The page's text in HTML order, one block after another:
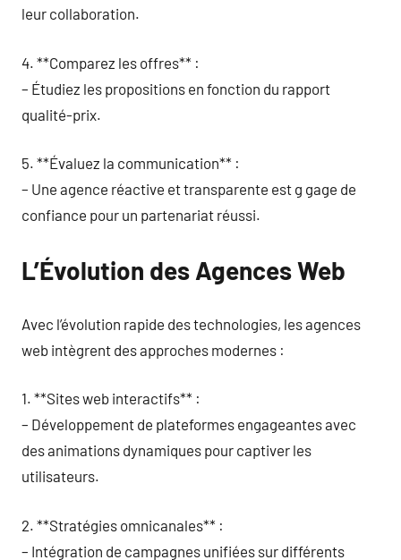
leur collaboration.
4. **Comparez les offres** :
– Étudiez les propositions en fonction du rapport
qualité-prix.
5. **Évaluez la communication** :
– Une agence réactive et transparente est g gage de
confiance pour un partenariat réussi.
L’Évolution des Agences Web
Avec l’évolution rapide des technologies, les agences
web intègrent des approches modernes :
1. **Sites web interactifs** :
– Développement de plateformes engageantes avec
des animations dynamiques pour captiver les
utilisateurs.
2. **Stratégies omnicanales** :
– Intégration de campagnes unifiées sur différents